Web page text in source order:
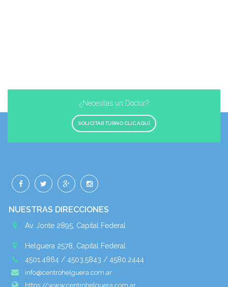
¿Necesitas un Doctor?
SOLICITAR TURNO CLIC AQUÍ
NUESTRAS DIRECCIONES
Av. Jonte 2895, Capital Federal
Helguera 2578, Capital Federal
4501.4864 / 4503.5843 / 4580.2444
info@centrohelguera.com.ar
https://www.centrohelguera.com.ar